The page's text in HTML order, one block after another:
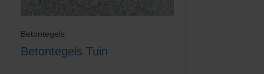
Betontegels
Betontegels Tuin